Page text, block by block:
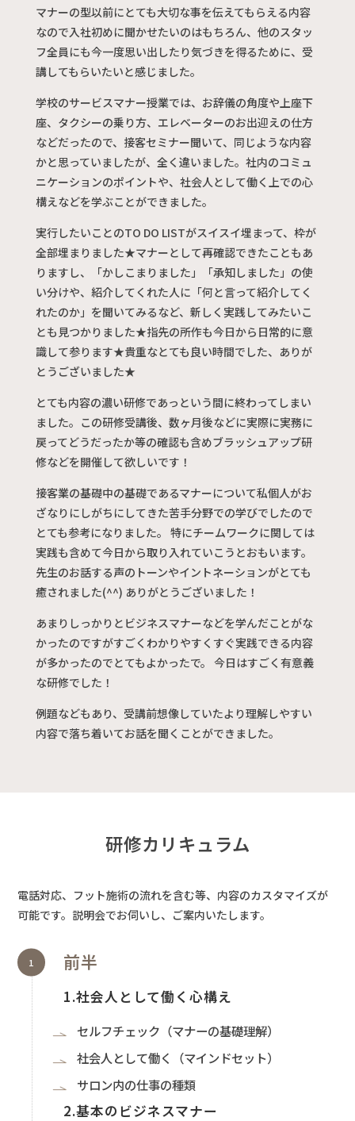
マナーの型以前にとても大切な事を伝えてもらえる内容
なので入社初めに聞かせたいのはもちろん、他のスタッ
フ全員にも今一度思い出したり気づきを得るために、受
講してもらいたいと感じました。
学校のサービスマナー授業では、お辞儀の角度や上座下
座、タクシーの乗り方、エレベーターのお出迎えの仕方
などだったので、接客セミナー聞いて、同じような内容
かと思っていましたが、全く違いました。社内のコミュ
ニケーションのポイントや、社会人として働く上での心
構えなどを学ぶことができました。
実行したいことのTO DO LISTがスイスイ埋まって、枠が
全部埋まりました★マナーとして再確認できたこともあ
りますし、「かしこまりました」「承知しました」の使
い分けや、紹介してくれた人に「何と言って紹介してく
れたのか」を聞いてみるなど、新しく実践してみたいこ
とも見つかりました★指先の所作も今日から日常的に意
識して参ります★貴重なとても良い時間でした、ありが
とうございました★
とても内容の濃い研修であっという間に終わってしまい
ました。この研修受講後、数ヶ月後などに実際に実務に
戻ってどうだったか等の確認も含めブラッシュアップ研
修などを開催して欲しいです！
接客業の基礎中の基礎であるマナーについて私個人がお
ざなりにしがちにしてきた苦手分野での学びでしたので
とても参考になりました。 特にチームワークに関しては
実践も含めて今日から取り入れていこうとおもいます。
先生のお話する声のトーンやイントネーションがとても
癒されました(^^) ありがとうございました！
あまりしっかりとビジネスマナーなどを学んだことがな
かったのですがすごくわかりやすくすぐ実践できる内容
が多かったのでとてもよかったで。 今日はすごく有意義
な研修でした！
例題などもあり、受講前想像していたより理解しやすい
内容で落ち着いてお話を聞くことができました。
研修カリキュラム
電話対応、フット施術の流れを含む等、内容のカスタマイズが
可能です。説明会でお伺いし、ご案内いたします。
前半
1.社会人として働く心構え
セルフチェック（マナーの基礎理解）
社会人として働く（マインドセット）
サロン内の仕事の種類
2.基本のビジネスマナー